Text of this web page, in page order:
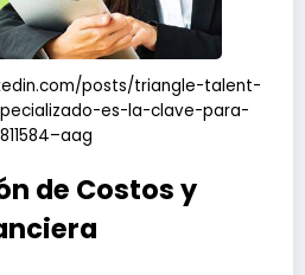
posts/triangle-talent-
es-la-clave-para-
de Costos y